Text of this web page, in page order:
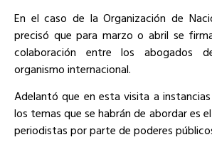
En el caso de la Organización de
precisó que para marzo o abril se
colaboración entre los abogados
organismo internacional.
Adelantó que en esta visita a
los temas que se habrán de abordar es
periodistas por parte de poderes